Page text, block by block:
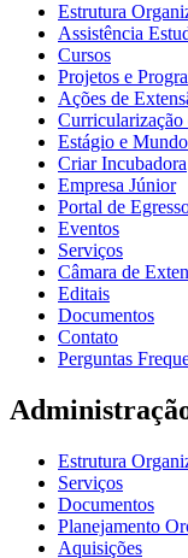
Estrutura
Assistência
Cursos
Projetos e
Ações de
Curricularização
Estágio e
Criar Incubadora
Empresa Júnior
Portal de
Eventos
Serviços
Câmara de
Editais
Documentos
Contato
Perguntas
Estrutura
Serviços
Documentos
Planejamento
Aquisições